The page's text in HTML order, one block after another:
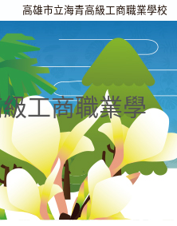
高雄市立海青高級工商職業學校
工商職業學